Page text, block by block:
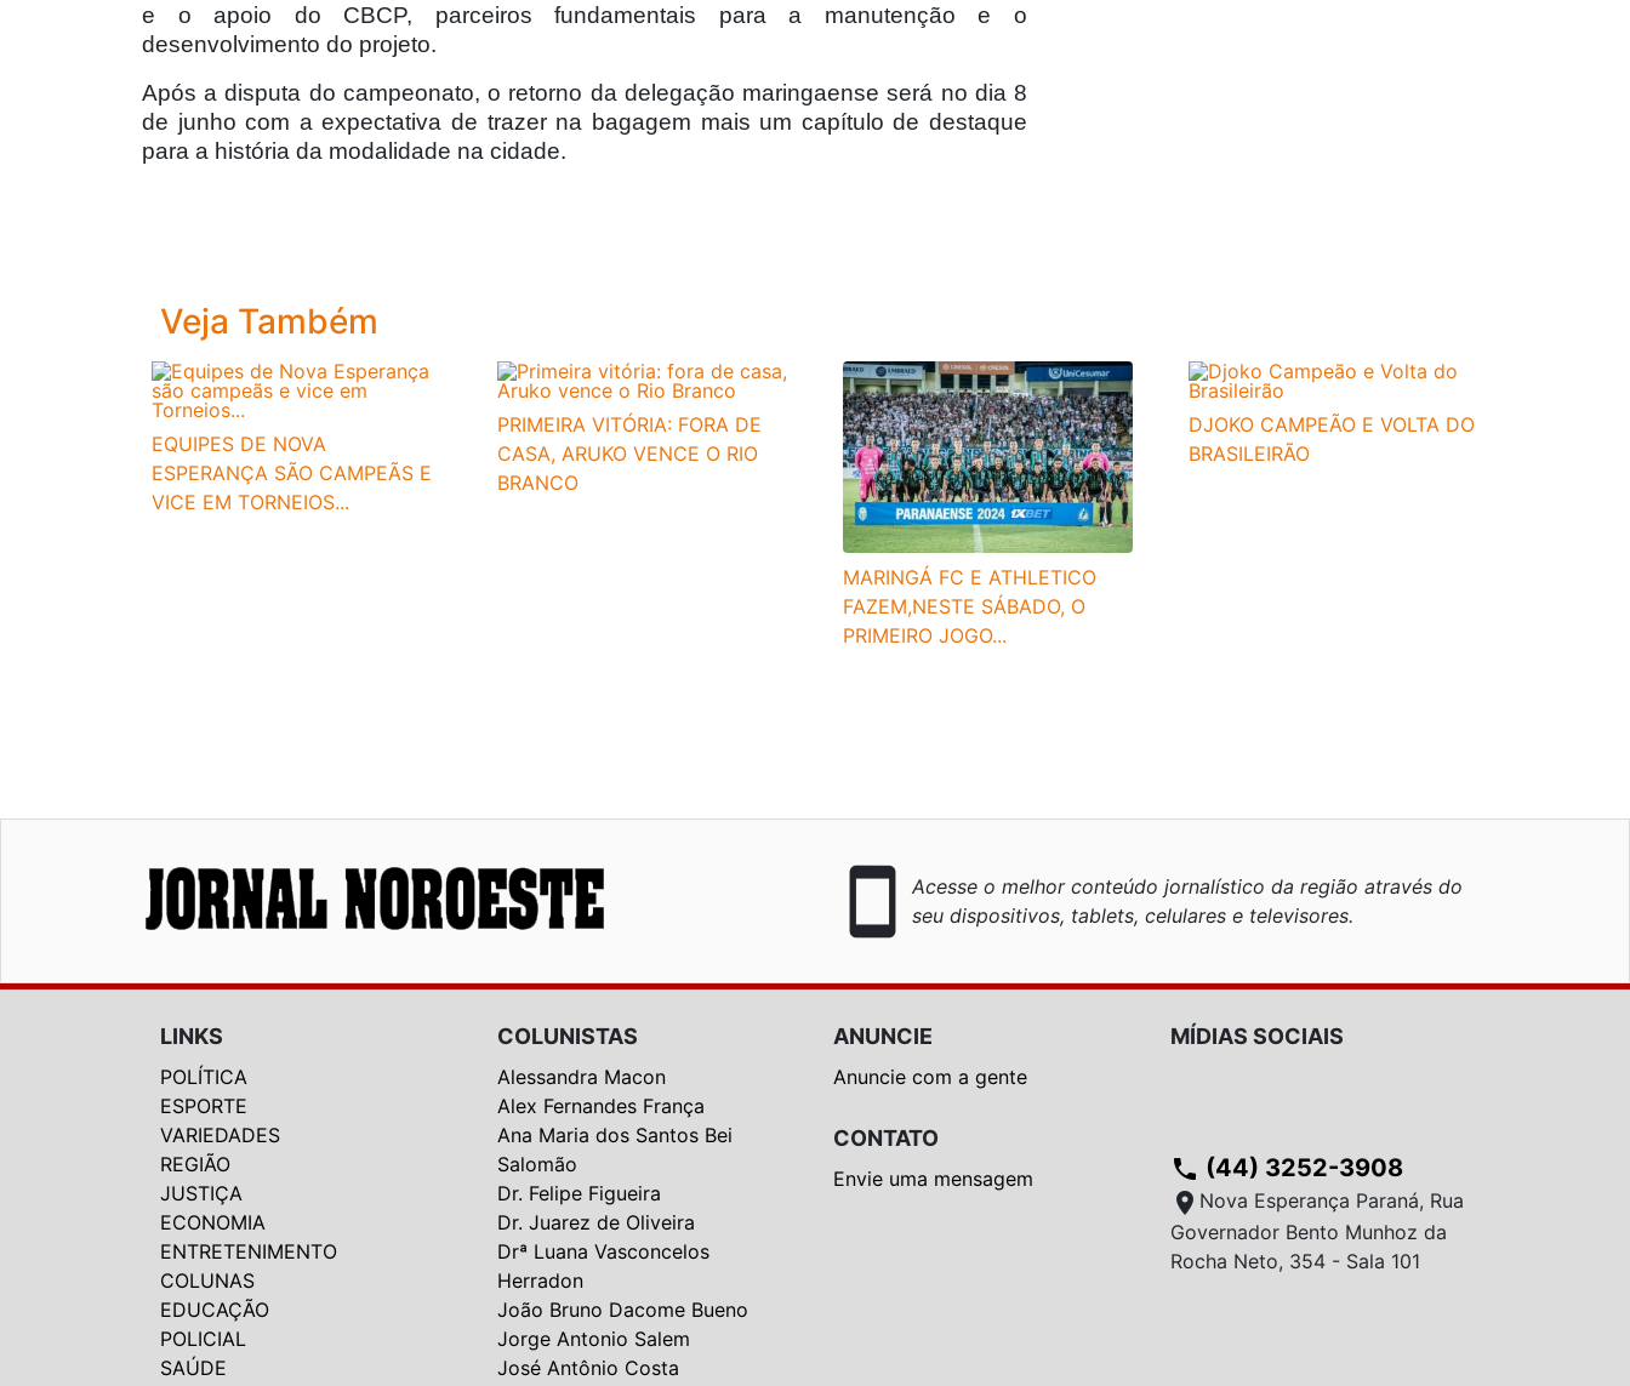
e o apoio do CBCP, parceiros fundamentais para a manutenção e o
desenvolvimento do projeto.
Após a disputa do campeonato, o retorno da delegação maringaense será no dia 8
de junho com a expectativa de trazer na bagagem mais um capítulo de destaque
para a história da modalidade na cidade.
Veja Também
EQUIPES DE NOVA
ESPERANÇA SÃO CAMPEÃS E
VICE EM TORNEIOS...
PRIMEIRA VITÓRIA: FORA DE
CASA, ARUKO VENCE O RIO
BRANCO
MARINGÁ FC E ATHLETICO
FAZEM,NESTE SÁBADO, O
PRIMEIRO JOGO...
DJOKO CAMPEÃO E VOLTA DO
BRASILEIRÃO
smartphone
Acesse o melhor conteúdo jornalístico da região através do
seu dispositivos, tablets, celulares e televisores.
LINKS
POLÍTICA
ESPORTE
VARIEDADES
REGIÃO
JUSTIÇA
ECONOMIA
ENTRETENIMENTO
COLUNAS
EDUCAÇÃO
POLICIAL
SAÚDE
COLUNISTAS
Alessandra Macon
Alex Fernandes França
Ana Maria dos Santos Bei
Salomão
Dr. Felipe Figueira
Dr. Juarez de Oliveira
Drª Luana Vasconcelos
Herradon
João Bruno Dacome Bueno
Jorge Antonio Salem
José Antônio Costa
ANUNCIE
Anuncie com a gente
CONTATO
Envie uma mensagem
MÍDIAS SOCIAIS
phone (44) 3252-3908
location_on Nova Esperança Paraná, Rua
Governador Bento Munhoz da
Rocha Neto, 354 - Sala 101